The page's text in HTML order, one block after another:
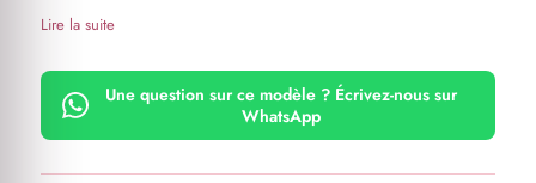
Lire la suite
Une question sur ce modèle ? Écrivez-nous sur
WhatsApp